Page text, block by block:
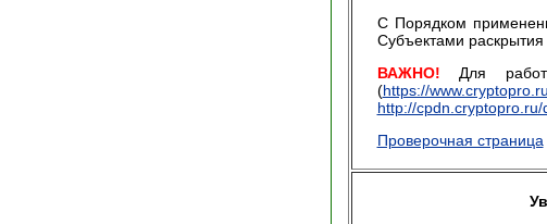
С Порядком
Субъектами
ВАЖНО! Для
(https://
http://
Проверочная страница